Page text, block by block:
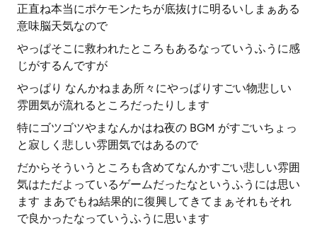
正直ね本当にポケモンたちが底抜けに明るいしまぁある
意味脳天気なので
やっぱそこに救われたところもあるなっていうふうに感
じがするんですが
やっぱり なんかねまあ所々にやっぱりすごい物悲しい
雰囲気が流れるところだったりします
特にゴツゴツやまなんかはね夜の BGM がすごいちょっ
と寂しく悲しい雰囲気ではあるので
だからそういうところも含めてなんかすごい悲しい雰囲
気はただよっているゲームだったなというふうには思い
ます まあでもね結果的に復興してきてまぁそれもそれ
で良かったなっていうふうに思います